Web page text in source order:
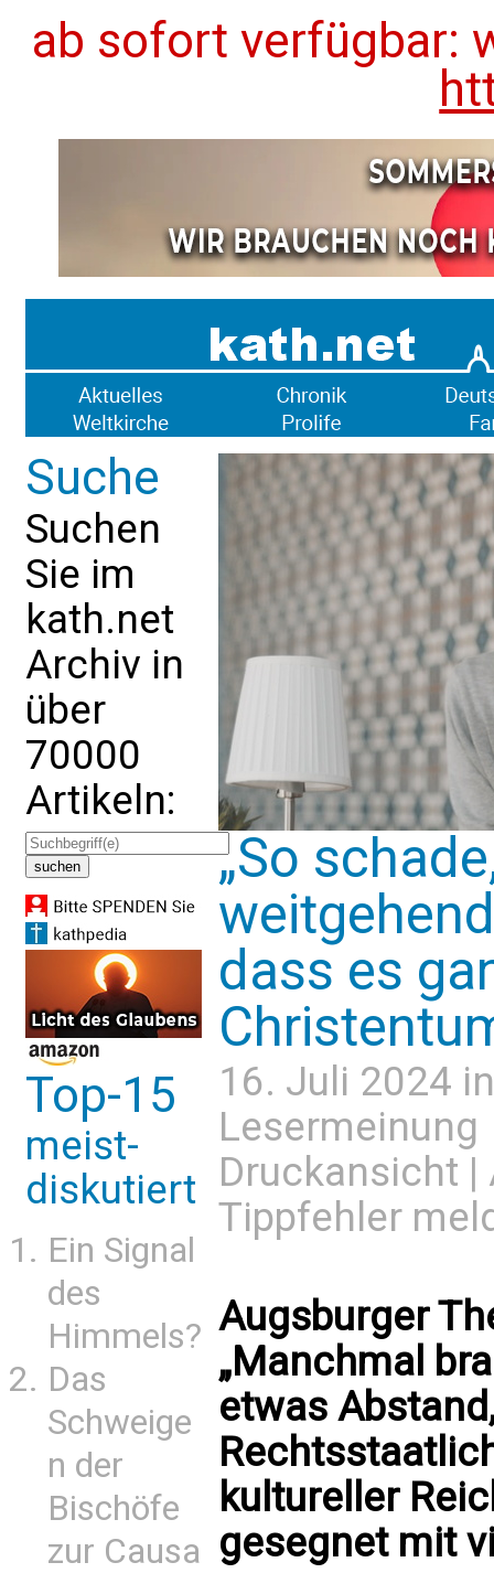
ab sofort verfügbar:
Suche
Suchen
Sie im
kath.net
Archiv in
über
70000
Artikeln:
Top-15
meist-
diskutiert
Ein Signal
des
Himmels?
Das
Schweige
n der
Bischöfe
zur Causa
„So
dass es
16. Juli 2024
Lesermeinung
Druckansicht |
Tippfehler
Augsburger
„Manchmal
etwas
kultureller
gesegnet mit